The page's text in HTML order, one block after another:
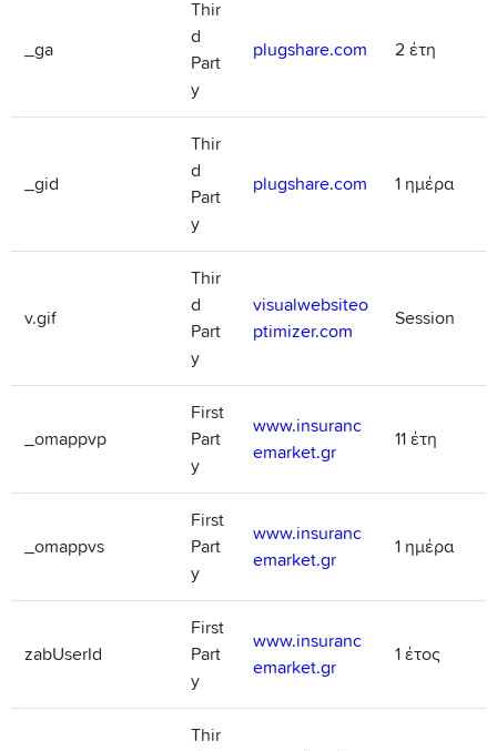
_ga
Thir
d
Part
y
plugshare.com 2 έτη
_gid
Thir
d
Part
y
plugshare.com 1 ημέρα
v.gif
Thir
d
Part
y
visualwebsiteo
ptimizer.com
Session
_omappvp
First
Part
y
www.insuranc
emarket.gr
11 έτη
_omappvs
First
Part
y
www.insuranc
emarket.gr
1 ημέρα
zabUserId
First
Part
y
www.insuranc
emarket.gr
1 έτος
Thir